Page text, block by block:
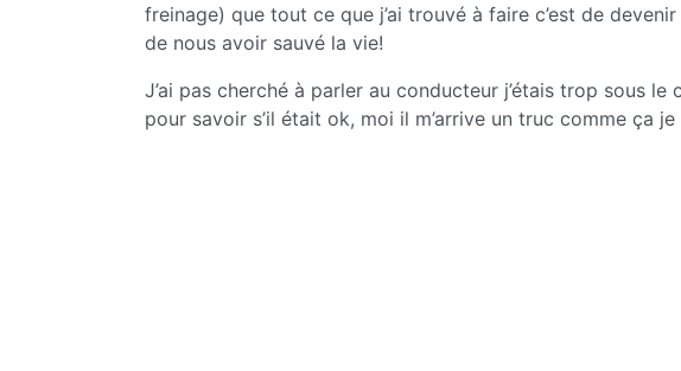
freinage) que tout ce que j’ai trouvé à faire c’est de
de nous avoir sauvé la vie!
J’ai pas cherché à parler au conducteur j’étais trop sous
pour savoir s’il était ok, moi il m’arrive un truc comme ça